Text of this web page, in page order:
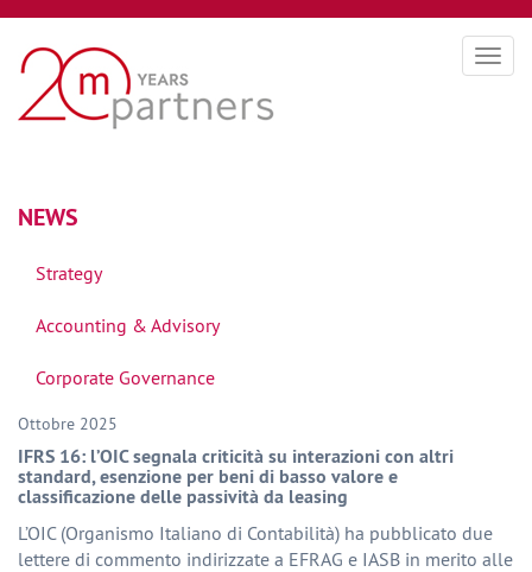
NEWS
Strategy
Accounting & Advisory
Corporate Governance
Ottobre 2025
IFRS 16: l’OIC segnala criticità su interazioni con altri
standard, esenzione per beni di basso valore e
classificazione delle passività da leasing
L’OIC (Organismo Italiano di Contabilità) ha pubblicato due
lettere di commento indirizzate a EFRAG e IASB in merito alle